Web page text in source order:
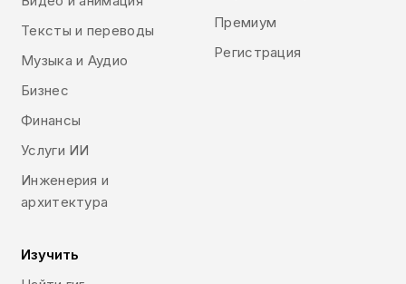
Тексты и переводы
Музыка и Аудио
Бизнес
Финансы
Услуги ИИ
Инженерия и
архитектура
Премиум
Регистрация
Изучить